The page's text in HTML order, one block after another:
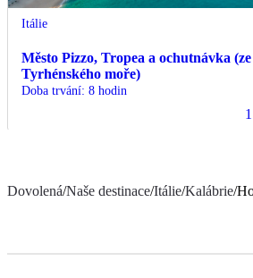
Itálie
Město Pizzo, Tropea a ochutnávka (ze
Tyrhénského moře)
Doba trvání: 8 hodin
Dovolená/Naše destinace/Itálie/Kalábrie/